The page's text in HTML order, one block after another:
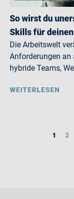
So wirst du
Skills für
Die Arbeitswelt
Anforderungen an
hybride Teams,
WEITERLESEN
1 2